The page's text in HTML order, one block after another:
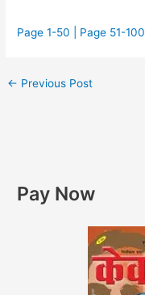
Page 1-50 | Page 51-100
← Previous Post
Pay Now